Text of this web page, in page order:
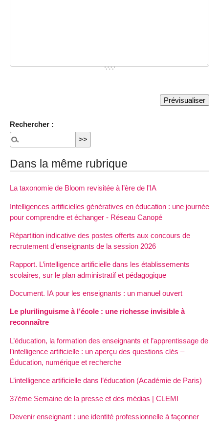
Rechercher :
Dans la même rubrique
La taxonomie de Bloom revisitée à l’ère de l’IA
Intelligences artificielles génératives en éducation : une journée
pour comprendre et échanger - Réseau Canopé
Répartition indicative des postes offerts aux concours de
recrutement d’enseignants de la session 2026
Rapport. L’intelligence artificielle dans les établissements
scolaires, sur le plan administratif et pédagogique
Document. IA pour les enseignants : un manuel ouvert
Le plurilinguisme à l’école : une richesse invisible à
reconnaître
L’éducation, la formation des enseignants et l’apprentissage de
l’intelligence artificielle : un aperçu des questions clés –
Éducation, numérique et recherche
L’intelligence artificielle dans l’éducation (Académie de Paris)
37ème Semaine de la presse et des médias | CLEMI
Devenir enseignant : une identité professionnelle à façonner